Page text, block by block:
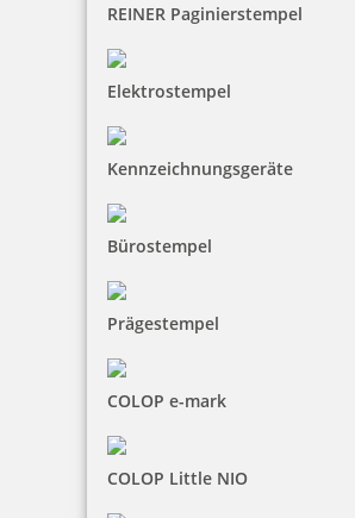
REINER Paginierstempel
Elektrostempel
Kennzeichnungsgeräte
Bürostempel
Prägestempel
COLOP e-mark
COLOP Little NIO